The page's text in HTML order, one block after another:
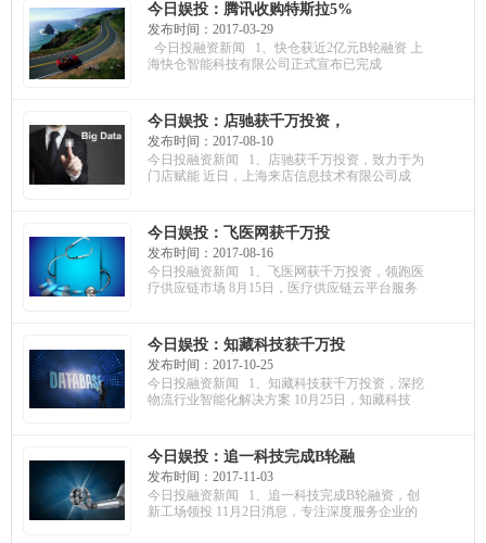
今日娱投：腾讯收购特斯拉5%
股份，成其第五大股东；
Lightform获260万美元投资，
打造梦幻AR效果；仁宝出资7
发布时间：2017-03-29
今日投融资新闻 1、快仓获近2亿元B轮融资 上
海快仓智能科技有限公司正式宣布已完成
今日娱投：店驰获千万投资，
致力于为门店赋能；爱肾医疗
完成A轮融资，深耕血透市场；
表情说说获天使融资，众海出
发布时间：2017-08-10
今日投融资新闻 1、店驰获千万投资，致力于为
门店赋能 近日，上海来店信息技术有限公司成
今日娱投：飞医网获千万投
资，领跑医疗供应链市场；海
云数据获B轮融资，首提AI能力
服务模式；云之讯获亿元投
发布时间：2017-08-16
今日投融资新闻 1、飞医网获千万投资，领跑医
疗供应链市场 8月15日，医疗供应链云平台服务
今日娱投：知藏科技获千万投
资，深挖物流行业智能化解决
方案；未来黑科技获A轮融资，
融资将用于产品量产；慧算账
发布时间：2017-10-25
今日投融资新闻 1、知藏科技获千万投资，深挖
物流行业智能化解决方案 10月25日，知藏科技
今日娱投：追一科技完成B轮融
资，创新工场领投；手握上百
个超级IP，艾漫获千万投资；
科宝医疗获战略融资，毅达基
发布时间：2017-11-03
今日投融资新闻 1、追一科技完成B轮融资，创
新工场领投 11月2日消息，专注深度服务企业的